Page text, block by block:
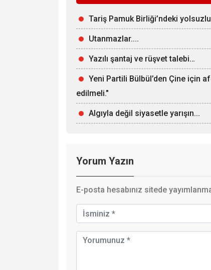
Tariş Pamuk Birliği’ndeki
Utanmazlar....
Yazılı şantaj ve rüşvet talebi…
Yeni Partili Bülbül’den Çine için
edilmeli."
Algıyla değil siyasetle yarışın...
Yorum Yazın
E-posta hesabınız sitede